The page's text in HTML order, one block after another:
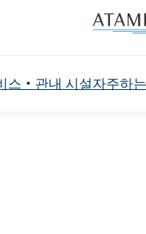
스・관내 시설자주하